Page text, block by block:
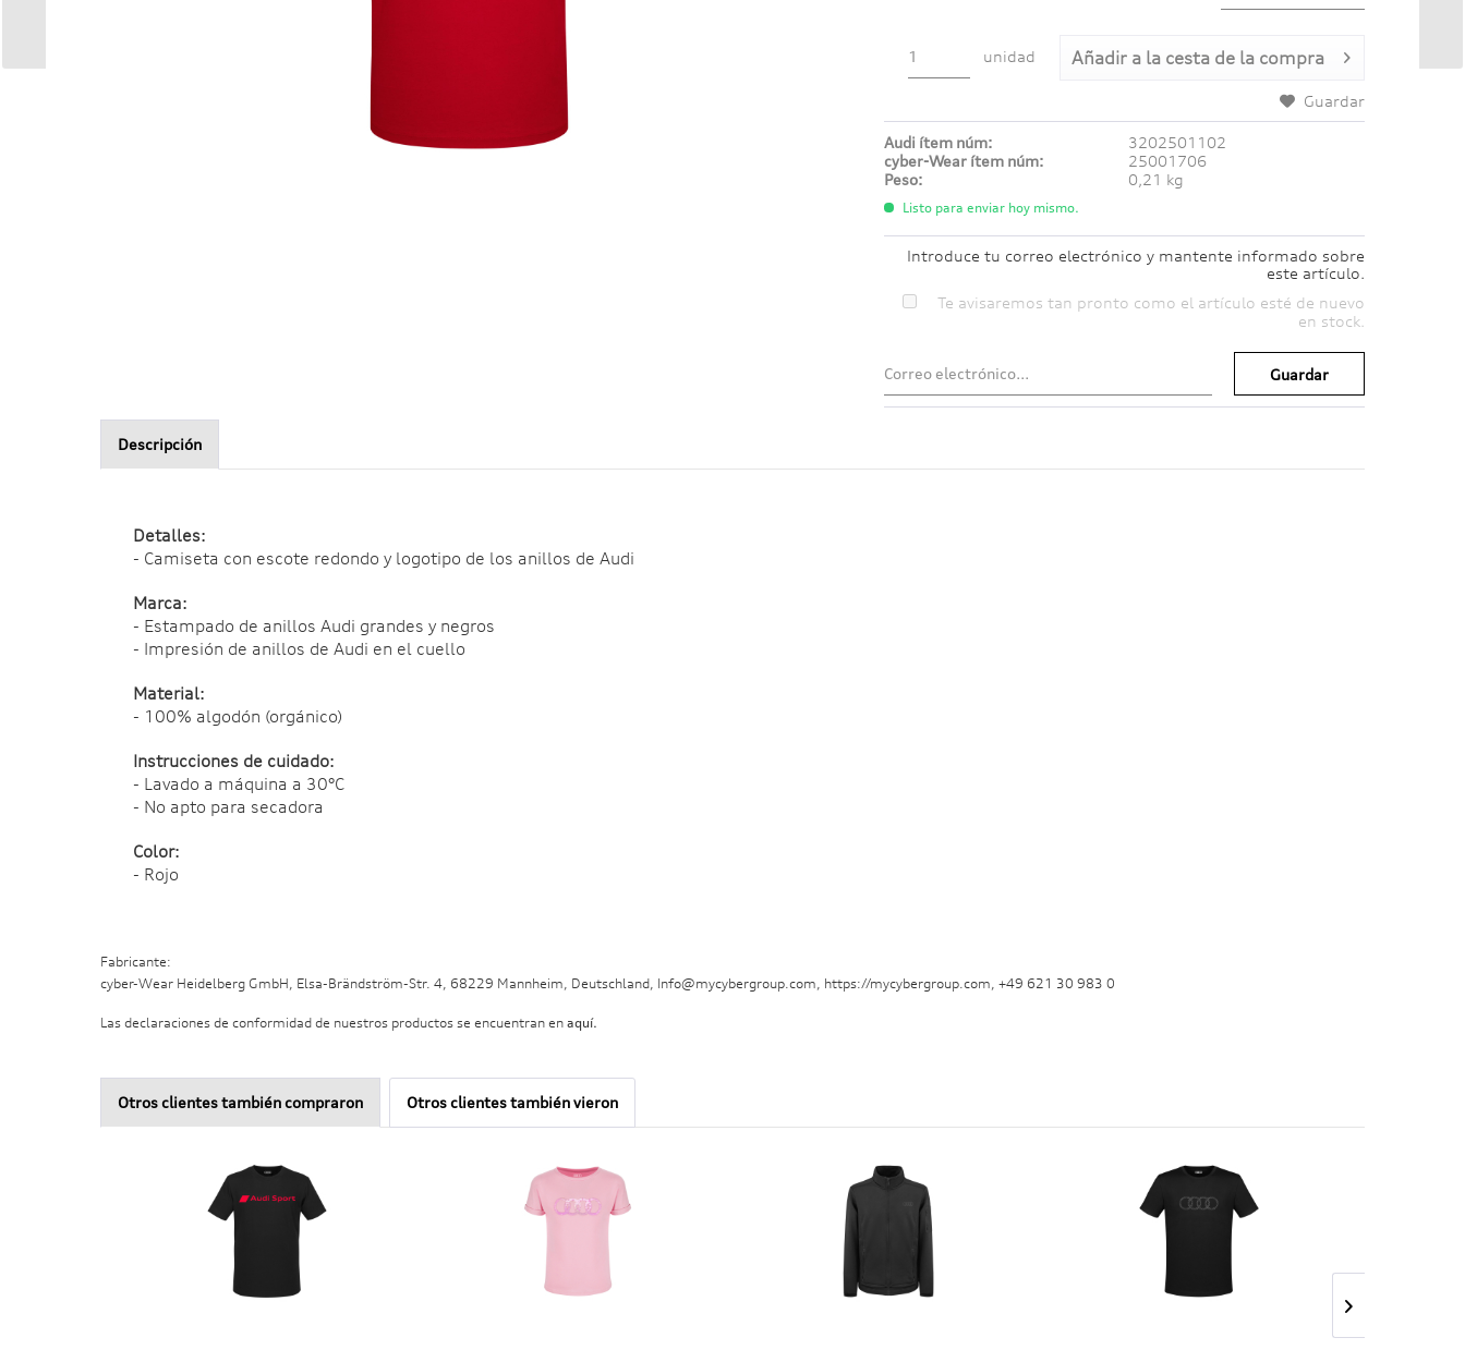
unidad Añadir a la cesta de la compra
Guardar
Audi ítem núm:
3202501102
cyber-Wear ítem núm:
25001706
Peso:
0,21 kg
Listo para enviar hoy mismo.
Introduce tu correo electrónico y mantente informado sobre
este artículo.
Te avisaremos tan pronto como el artículo esté de nuevo
en stock.
Guardar
Descripción
Detalles:
- Camiseta con escote redondo y logotipo de los anillos de Audi
Marca:
- Estampado de anillos Audi grandes y negros
- Impresión de anillos de Audi en el cuello
Material:
- 100% algodón (orgánico)
Instrucciones de cuidado:
- Lavado a máquina a 30°C
- No apto para secadora
Color:
- Rojo
Fabricante:
cyber-Wear Heidelberg GmbH, Elsa-Brändström-Str. 4, 68229 Mannheim, Deutschland, Info@mycybergroup.com, https://mycybergroup.com, +49 621 30 983 0
Las declaraciones de conformidad de nuestros productos se encuentran en aquí.
Otros clientes también compraron Otros clientes también vieron